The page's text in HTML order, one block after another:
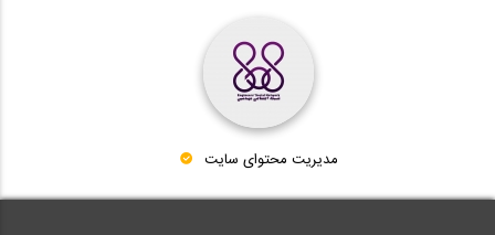
مدیریت محتوای سایت